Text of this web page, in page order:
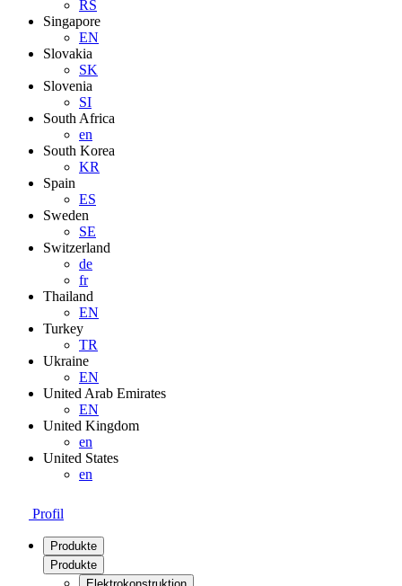
RS
Singapore
EN
Slovakia
SK
Slovenia
SI
South Africa
en
South Korea
KR
Spain
ES
Sweden
SE
Switzerland
de
fr
Thailand
EN
Turkey
TR
Ukraine
EN
United Arab Emirates
EN
United Kingdom
en
United States
en
Profil
Produkte
Produkte